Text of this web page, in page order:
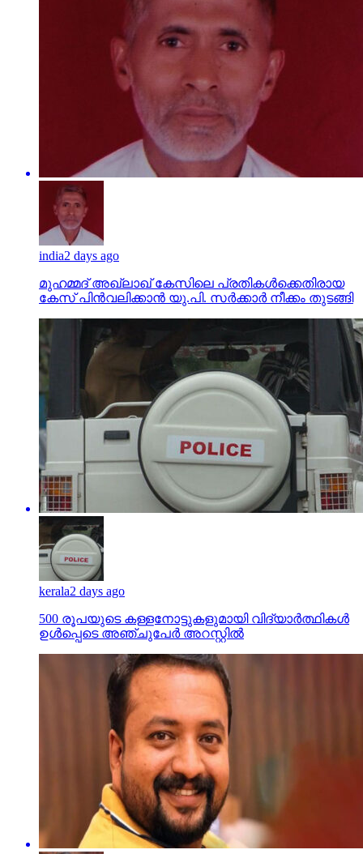
india2 days ago
മുഹമ്മദ് അഖ്‌ലാഖ് കേസിലെ പ്രതികള്‍ക്കെതിരായ
കേസ് പിന്‍വലിക്കാന്‍ യു.പി. സര്‍ക്കാര്‍ നീക്കം തുടങ്ങി
kerala2 days ago
500 രൂപയുടെ കള്ളനോട്ടുകളുമായി വിദ്യാര്‍ത്ഥികള്‍
ഉള്‍പ്പെടെ അഞ്ചുപേര്‍ അറസ്റ്റില്‍